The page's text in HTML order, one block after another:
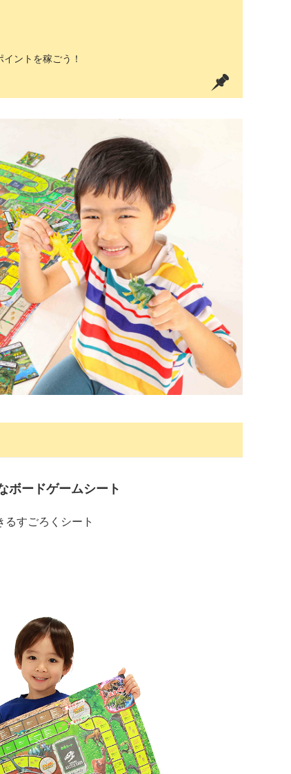
ントを稼ごう！
ボードゲームシート
すごろくシート
TBSアナ井上貴
博「アナウンサ
ーになろうと思
ったことは一度
ひろゆき「『自
分はこれが得意
だ』という“思
い込み”は重